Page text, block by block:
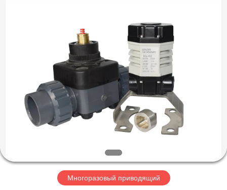
ПРОДУКТЫ
ШОУ
Многоразовый приводящий